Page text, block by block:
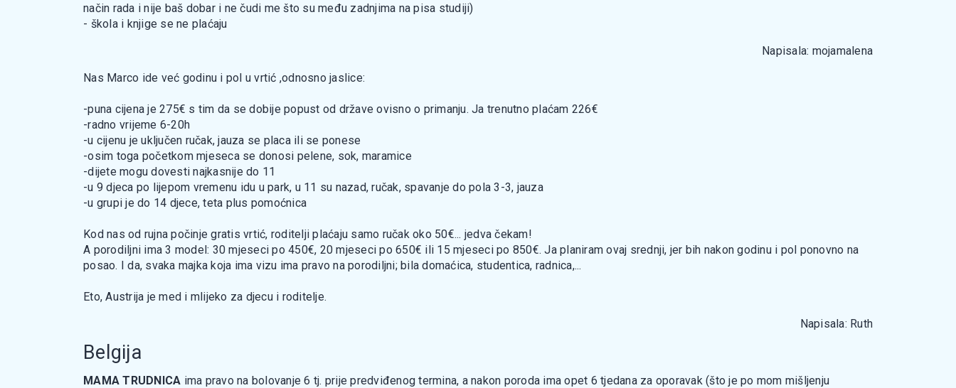
način rada i nije baš dobar i ne čudi me što su među zadnjima na pisa studiji)
- škola i knjige se ne plaćaju
Napisala: mojamalena
Nas Marco ide već godinu i pol u vrtić ,odnosno jaslice:
-puna cijena je 275€ s tim da se dobije popust od države ovisno o primanju. Ja trenutno plaćam 226€
-radno vrijeme 6-20h
-u cijenu je uključen ručak, jauza se placa ili se ponese
-osim toga početkom mjeseca se donosi pelene, sok, maramice
-dijete mogu dovesti najkasnije do 11
-u 9 djeca po lijepom vremenu idu u park, u 11 su nazad, ručak, spavanje do pola 3-3, jauza
-u grupi je do 14 djece, teta plus pomoćnica
Kod nas od rujna počinje gratis vrtić, roditelji plaćaju samo ručak oko 50€... jedva čekam!
A porodiljni ima 3 model: 30 mjeseci po 450€, 20 mjeseci po 650€ ili 15 mjeseci po 850€. Ja planiram ovaj srednji, jer bih nakon godinu i pol ponovno na
posao. I da, svaka majka koja ima vizu ima pravo na porodiljni; bila domaćica, studentica, radnica,...
Eto, Austrija je med i mlijeko za djecu i roditelje.
Napisala: Ruth
Belgija
MAMA TRUDNICA ima pravo na bolovanje 6 tj. prije predviđenog termina, a nakon poroda ima opet 6 tjedana za oporavak (što je po mom mišljenju